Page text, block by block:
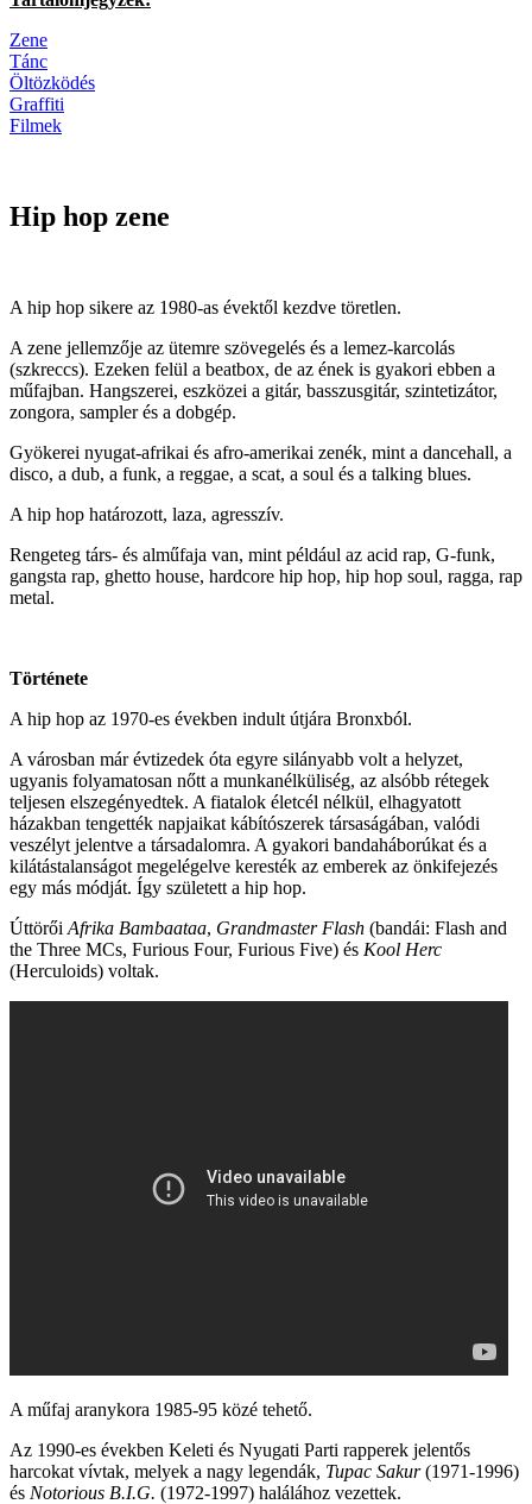
Zene
Tánc
Öltözködés
Graffiti
Filmek
Hip hop zene
A hip hop sikere az 1980-as évektől kezdve töretlen.
A zene jellemzője az ütemre szövegelés és a lemez-karcolás
(szkreccs). Ezeken felül a beatbox, de az ének is gyakori ebben a
műfajban. Hangszerei, eszközei a gitár, basszusgitár, szintetizátor,
zongora, sampler és a dobgép.
Gyökerei nyugat-afrikai és afro-amerikai zenék, mint a dancehall, a
disco, a dub, a funk, a reggae, a scat, a soul és a talking blues.
A hip hop határozott, laza, agresszív.
Rengeteg társ- és alműfaja van, mint például az acid rap, G-funk,
gangsta rap, ghetto house, hardcore hip hop, hip hop soul, ragga, rap
metal.
Története
A hip hop az 1970-es években indult útjára Bronxból.
A városban már évtizedek óta egyre silányabb volt a helyzet,
ugyanis folyamatosan nőtt a munkanélküliség, az alsóbb rétegek
teljesen elszegényedtek. A fiatalok életcél nélkül, elhagyatott
házakban tengették napjaikat kábítószerek társaságában, valódi
veszélyt jelentve a társadalomra. A gyakori bandaháborúkat és a
kilátástalanságot megelégelve keresték az emberek az önkifejezés
egy más módját. Így született a hip hop.
Úttörői Afrika Bambaataa, Grandmaster Flash (bandái: Flash and
the Three MCs, Furious Four, Furious Five) és Kool Herc
(Herculoids) voltak.
A műfaj aranykora 1985-95 közé tehető.
Az 1990-es években Keleti és Nyugati Parti rapperek jelentős
harcokat vívtak, melyek a nagy legendák, Tupac Sakur(1971-1996)
és Notorious B.I.G. (1972-1997) halálához vezettek.